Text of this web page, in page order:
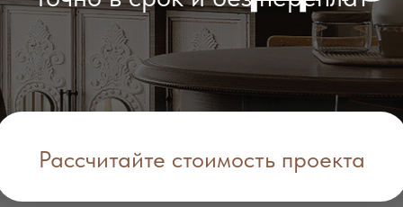
Рассчитайте стоимость проекта